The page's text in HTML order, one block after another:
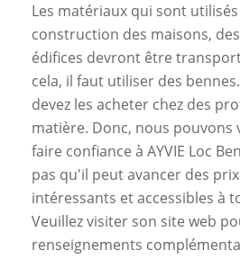
Les matériaux qui sont
construction des maisons,
édifices devront être
cela, il faut utiliser des
devez les acheter chez des
matière. Donc, nous pouvons
faire confiance à AYVIE Loc
pas qu'il peut avancer des
intéressants et accessibles à
Veuillez visiter son site web
renseignements